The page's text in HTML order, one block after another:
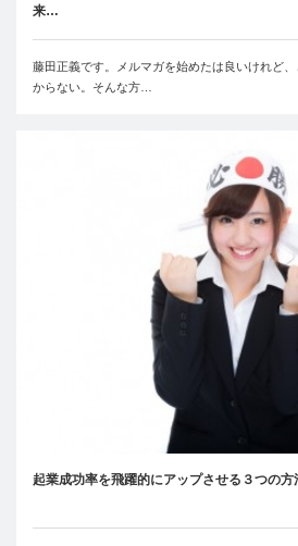
来…
藤田正義です。メルマガを始めたは良いけれど
からない。そんな方…
起業成功率を飛躍的にアップさせる３つの方